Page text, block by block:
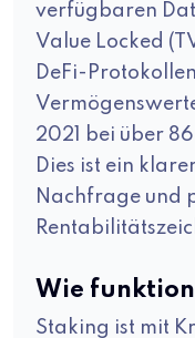
verfügbaren
Value Locked
DeFi-
2021 bei über
Dies ist ein
Nachfrage und
Wie
Staking ist mit